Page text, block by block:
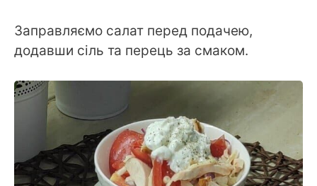
Заправляємо салат перед подачею,
додавши сіль та перець за смаком.